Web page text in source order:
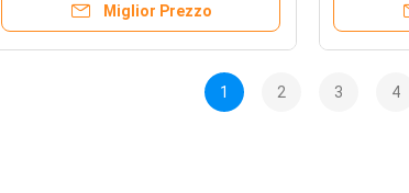
fotograficheMiglior Prezzo
1 2 3 4